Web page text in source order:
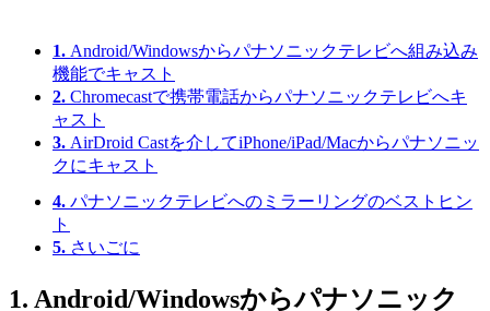
1. Android/Windowsからパナソニックテレビへ組み込み
機能でキャスト
2. Chromecastで携帯電話からパナソニックテレビへキ
ャスト
3. AirDroid Castを介してiPhone/iPad/Macからパナソニッ
クにキャスト
4. パナソニックテレビへのミラーリングのベストヒン
ト
5. さいごに
1. Android/Windowsからパナソニック